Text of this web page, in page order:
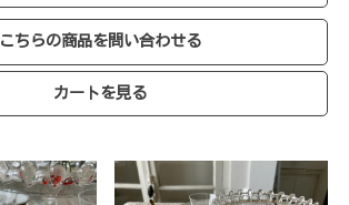
こちらの商品を問い合わせる
カートを見る